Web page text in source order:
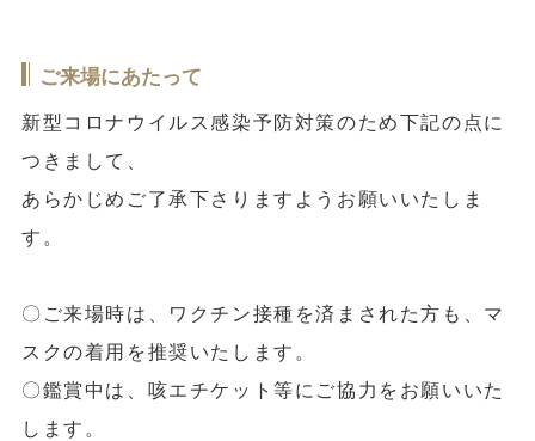
ご来場にあたって
新型コロナウイルス感染予防対策のため下記の点に
つきまして、
あらかじめご了承下さりますようお願いいたしま
す。
〇ご来場時は、ワクチン接種を済まされた方も、マ
スクの着用を推奨いたします。
〇鑑賞中は、咳エチケット等にご協力をお願いいた
します。